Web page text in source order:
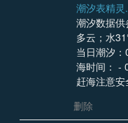
潮汐表精灵
潮汐数据供
多云；水
当日潮汐
海时间： -
赶海注意安
删除